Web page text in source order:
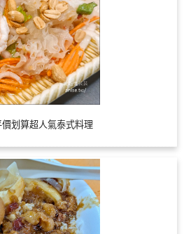
划算超人氣泰式料理